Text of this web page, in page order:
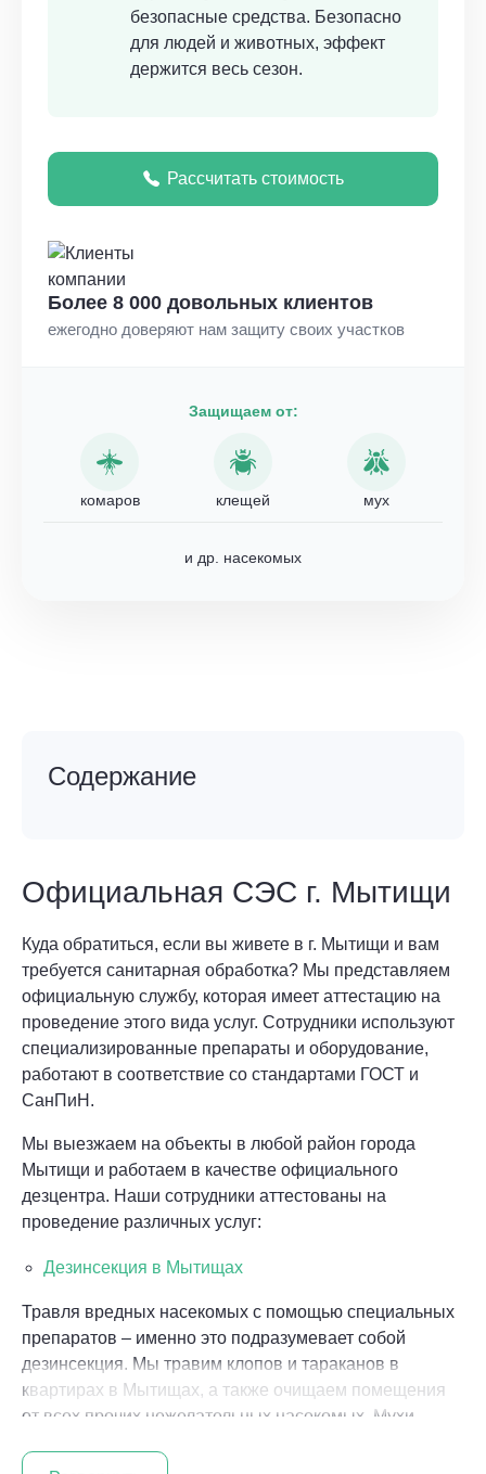
безопасные средства. Безопасно
для людей и животных, эффект
держится весь сезон.
Рассчитать стоимость
Более 8 000 довольных клиентов
ежегодно доверяют нам защиту своих участков
Защищаем от:
комаров клещей мух
и др. насекомых
Содержание
Официальная СЭС г. Мытищи
Куда обратиться, если вы живете в г. Мытищи и вам
требуется санитарная обработка? Мы представляем
официальную службу, которая имеет аттестацию на
проведение этого вида услуг. Сотрудники используют
специализированные препараты и оборудование,
работают в соответствие со стандартами ГОСТ и
СанПиН.
Мы выезжаем на объекты в любой район города
Мытищи и работаем в качестве официального
дезцентра. Наши сотрудники аттестованы на
проведение различных услуг:
Дезинсекция в Мытищах
Травля вредных насекомых с помощью специальных
препаратов – именно это подразумевает собой
дезинсекция. Мы травим клопов и тараканов в
квартирах в Мытищах, а также очищаем помещения
от всех прочих нежелательных насекомых. Мухи,
кожееды – все букашки, которые не должны